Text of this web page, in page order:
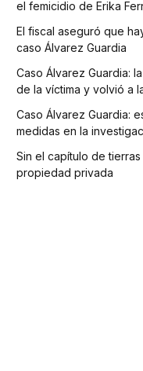
el femicidio de Erika
El fiscal aseguró que
caso Álvarez Guardia
Caso Álvarez Guardia:
de la víctima y volvió a
Caso Álvarez Guardia:
medidas en la
Sin el capítulo de
propiedad privada